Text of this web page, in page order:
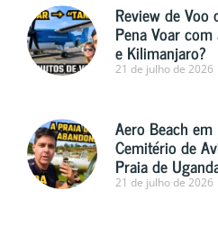
Review de Voo
Pena Voar
e Kilimanjaro?
21 de julho de 2026
Aero Beach
Cemitério de
Praia de
21 de julho de 2026